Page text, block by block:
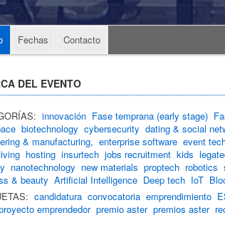
Fechas Contacto
DEL EVENTO
innovación Fase temprana (early stage)
biotechnology cybersecurity dating & social
& manufacturing, enterprise software event
hosting insurtech jobs recruitment kids
nanotechnology new materials proptech robotics
& beauty Artificial Intelligence Deep tech IoT
candidatura convocatoria emprendimiento
emprendedor premio aster premios aster